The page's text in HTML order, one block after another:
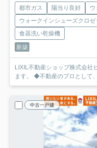
都市ガス 陽当り良好
ウ
ウォークインシューズクロゼ
食器洗い乾燥機
新築
LIXIL不動産ショップ株式会
ます。 ◆不動産のプロとし
中古一戸建